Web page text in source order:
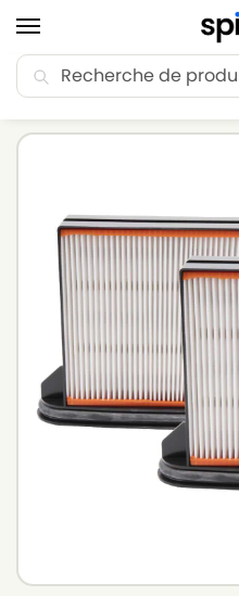
🚚 Livraison Point